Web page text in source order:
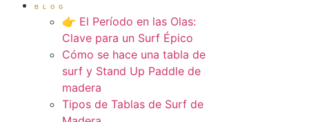
BLOG
👉 El Período en las Olas:
Clave para un Surf Épico
Cómo se hace una tabla de
surf y Stand Up Paddle de
madera
Tipos de Tablas de Surf de